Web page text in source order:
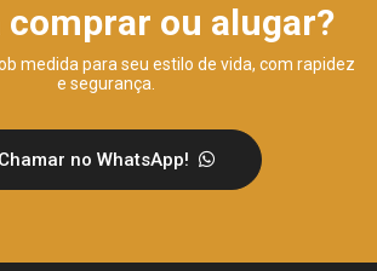
comprar ou alugar?
medida para seu estilo de vida, com rapidez
e segurança.
Chamar no WhatsApp!